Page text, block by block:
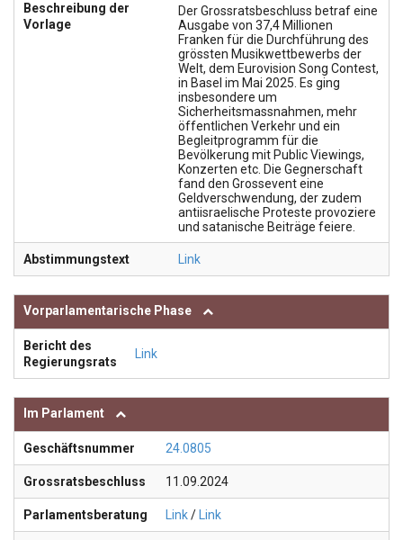
Beschreibung der
Vorlage
Der Grossratsbeschluss betraf eine
Ausgabe von 37,4 Millionen
Franken für die Durchführung des
grössten Musikwettbewerbs der
Welt, dem Eurovision Song Contest,
in Basel im Mai 2025. Es ging
insbesondere um
Sicherheitsmassnahmen, mehr
öffentlichen Verkehr und ein
Begleitprogramm für die
Bevölkerung mit Public Viewings,
Konzerten etc. Die Gegnerschaft
fand den Grossevent eine
Geldverschwendung, der zudem
antiisraelische Proteste provoziere
und satanische Beiträge feiere.
Abstimmungstext Link
Vorparlamentarische Phase
Bericht des
Regierungsrats
Link
Im Parlament
Geschäftsnummer 24.0805
Grossratsbeschluss 11.09.2024
Parlamentsberatung Link/ Link